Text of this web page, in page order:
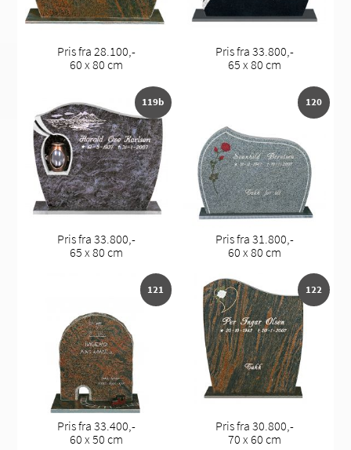
Pris fra 28.100,-
60 x 80 cm
Pris fra 33.800,-
65 x 80 cm
119b
Pris fra 33.800,-
65 x 80 cm
120
Pris fra 31.800,-
60 x 80 cm
121
Pris fra 33.400,-
60 x 50 cm
122
Pris fra 30.800,-
70 x 60 cm